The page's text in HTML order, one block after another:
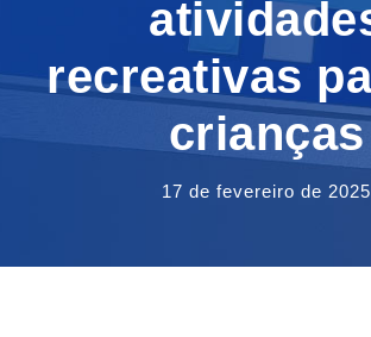
recreativas
crianças
17 de fevereiro de 2025